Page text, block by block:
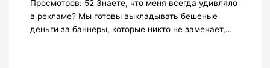
Просмотров: 52 Знаете, что меня всегда удивляло
в рекламе? Мы готовы выкладывать бешеные
деньги за баннеры, которые никто не замечает,…